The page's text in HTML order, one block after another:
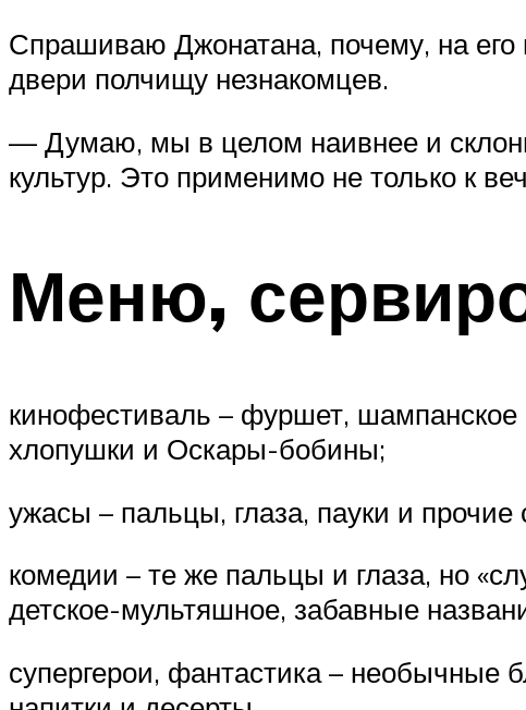
Спрашиваю Джонатана, почему, на
двери полчищу незнакомцев.
— Думаю, мы в целом наивнее и
культур. Это применимо не только к
Меню,
кинофестиваль – фуршет,
хлопушки и Оскары-бобины;
ужасы – пальцы, глаза, пауки и
комедии – те же пальцы и глаза, но
детское-мультяшное, забавные
супергерои, фантастика – необычные